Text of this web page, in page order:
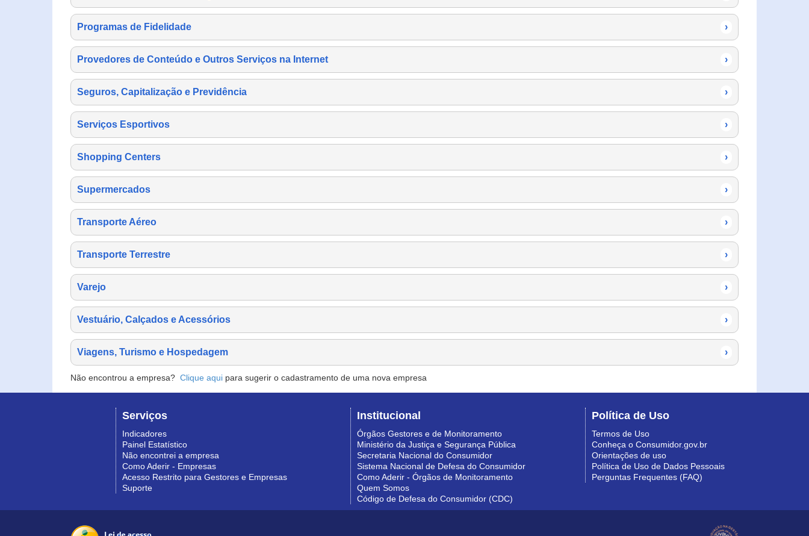
Programas de Fidelidade ›
Provedores de Conteúdo e Outros Serviços na Internet ›
Seguros, Capitalização e Previdência ›
Serviços Esportivos ›
Shopping Centers ›
Supermercados ›
Transporte Aéreo ›
Transporte Terrestre ›
Varejo ›
Vestuário, Calçados e Acessórios ›
Viagens, Turismo e Hospedagem ›
Não encontrou a empresa? Clique aqui para sugerir o cadastramento de uma nova empresa
Serviços
Indicadores
Painel Estatístico
Não encontrei a empresa
Como Aderir - Empresas
Acesso Restrito para Gestores e Empresas
Suporte
Institucional
Órgãos Gestores e de Monitoramento
Ministério da Justiça e Segurança Pública
Secretaria Nacional do Consumidor
Sistema Nacional de Defesa do Consumidor
Como Aderir - Órgãos de Monitoramento
Quem Somos
Código de Defesa do Consumidor (CDC)
Política de Uso
Termos de Uso
Conheça o Consumidor.gov.br
Orientações de uso
Política de Uso de Dados Pessoais
Perguntas Frequentes (FAQ)